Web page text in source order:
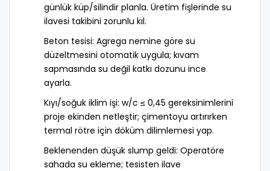
günlük küp/silindir planla. Üretim fişlerinde su
ilavesi takibini zorunlu kıl.
Beton tesisi: Agrega nemine göre su
düzeltmesini otomatik uygula; kıvam
sapmasında su değil katkı dozunu ince
ayarla.
Kıyı/soğuk iklim işi: w/c ≤ 0,45 gereksinimlerini
proje ekinden netleştir; çimentoyu artırırken
termal rötre için döküm dilimlemesi yap.
Beklenenden düşük slump geldi: Operatöre
sahada su ekleme; tesisten ilave